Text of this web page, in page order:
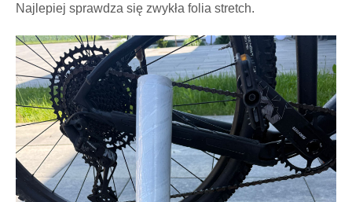
Najlepiej sprawdza się zwykła folia stretch.